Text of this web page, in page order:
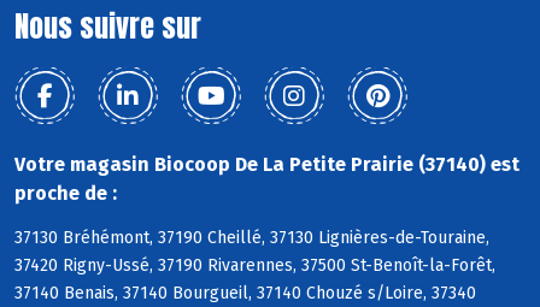
Nous suivre sur
Votre magasin Biocoop De La Petite Prairie (37140) est
proche de :
37130 Bréhémont, 37190 Cheillé, 37130 Lignières-de-Touraine,
37420 Rigny-Ussé, 37190 Rivarennes, 37500 St-Benoît-la-Forêt,
37140 Benais, 37140 Bourgueil, 37140 Chouzé s/Loire, 37340